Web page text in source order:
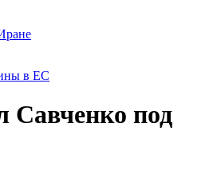
в ЕС
Савченко под